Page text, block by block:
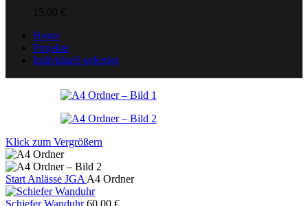
15,00 €
Home
Projekte
Individuell gefertigt
Klick zum Vergrößern
Start Anlässe JGA A4 Ordner
Schiefer Wanduhr60,00 €